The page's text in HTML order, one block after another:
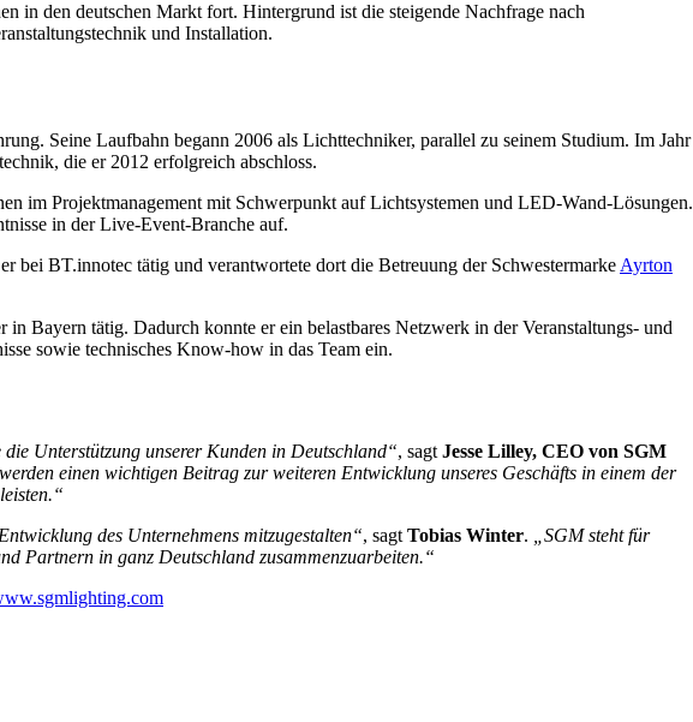
in den deutschen Markt fort. Hintergrund ist die steigende Nachfrage nach
und Installation.
Seine Laufbahn begann 2006 als Lichttechniker, parallel zu seinem Studium. Im Jahr
die er 2012 erfolgreich abschloss.
im Projektmanagement mit Schwerpunkt auf Lichtsystemen und LED-Wand-Lösungen.
in der Live-Event-Branche auf.
bei BT.innotec tätig und verantwortete dort die Betreuung der Schwestermarke Ayrton
Bayern tätig. Dadurch konnte er ein belastbares Netzwerk in der Veranstaltungs- und
sowie technisches Know-how in das Team ein.
Unterstützung unserer Kunden in Deutschland“, sagt Jesse Lilley, CEO von SGM
einen wichtigen Beitrag zur weiteren Entwicklung unseres Geschäfts in einem der
des Unternehmens mitzugestalten“, sagt Tobias Winter.
„SGM steht für
Partnern in ganz Deutschland zusammenzuarbeiten.“